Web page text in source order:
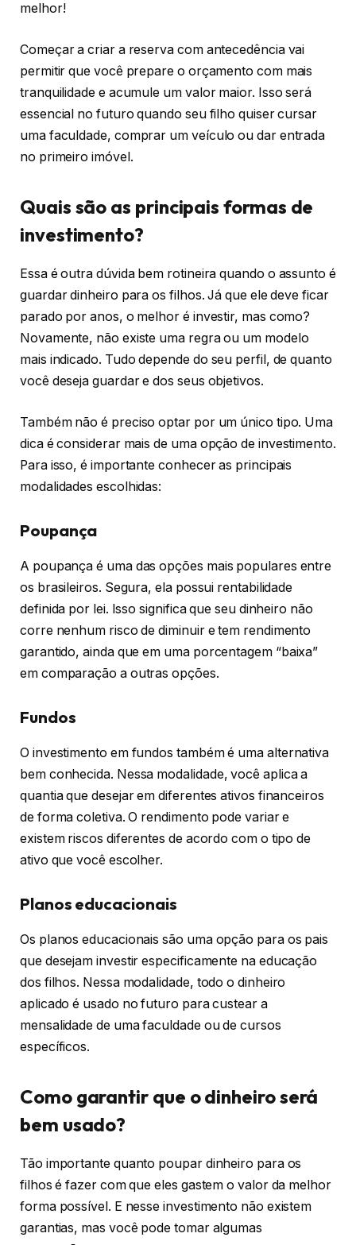
melhor!
Começar a criar a reserva com antecedência vai
permitir que você prepare o orçamento com mais
tranquilidade e acumule um valor maior. Isso será
essencial no futuro quando seu filho quiser cursar
uma faculdade, comprar um veículo ou dar entrada
no primeiro imóvel.
Quais são as principais formas de
investimento?
Essa é outra dúvida bem rotineira quando o assunto é
guardar dinheiro para os filhos. Já que ele deve ficar
parado por anos, o melhor é investir, mas como?
Novamente, não existe uma regra ou um modelo
mais indicado. Tudo depende do seu perfil, de quanto
você deseja guardar e dos seus objetivos.
Também não é preciso optar por um único tipo. Uma
dica é considerar mais de uma opção de investimento.
Para isso, é importante conhecer as principais
modalidades escolhidas:
Poupança
A poupança é uma das opções mais populares entre
os brasileiros. Segura, ela possui rentabilidade
definida por lei. Isso significa que seu dinheiro não
corre nenhum risco de diminuir e tem rendimento
garantido, ainda que em uma porcentagem “baixa”
em comparação a outras opções.
Fundos
O investimento em fundos também é uma alternativa
bem conhecida. Nessa modalidade, você aplica a
quantia que desejar em diferentes ativos financeiros
de forma coletiva. O rendimento pode variar e
existem riscos diferentes de acordo com o tipo de
ativo que você escolher.
Planos educacionais
Os planos educacionais são uma opção para os pais
que desejam investir especificamente na educação
dos filhos. Nessa modalidade, todo o dinheiro
aplicado é usado no futuro para custear a
mensalidade de uma faculdade ou de cursos
específicos.
Como garantir que o dinheiro será
bem usado?
Tão importante quanto poupar dinheiro para os
filhos é fazer com que eles gastem o valor da melhor
forma possível. E nesse investimento não existem
garantias, mas você pode tomar algumas